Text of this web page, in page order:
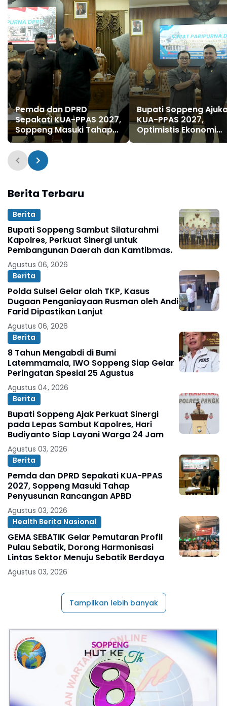
Pemda dan DPRD
Sepakati KUA-PPAS 2027,
Soppeng Masuki Tahap
Penyusunan Rancangan
APBD
Bupati Soppeng
KUA-PPAS 2027,
Optimistis Ekonomi
Tumbuh di Tengah
Berita Terbaru
Berita
Bupati Soppeng Sambut Silaturahmi
Kapolres, Perkuat Sinergi untuk
Pembangunan Daerah dan Kamtibmas.
Agustus 06, 2026
Berita
Polda Sulsel Gelar olah TKP, Kasus
Dugaan Penganiayaan Rusman oleh Andi
Farid Dipastikan Lanjut
Agustus 06, 2026
Berita
8 Tahun Mengabdi di Bumi
Latemmamala, IWO Soppeng Siap Gelar
Peringatan Spesial 25 Agustus
Agustus 04, 2026
Berita
Bupati Soppeng Ajak Perkuat Sinergi
pada Lepas Sambut Kapolres, Hari
Budiyanto Siap Layani Warga 24 Jam
Agustus 03, 2026
Berita
Pemda dan DPRD Sepakati KUA-PPAS
2027, Soppeng Masuki Tahap
Penyusunan Rancangan APBD
Agustus 03, 2026
Health Berita Nasional
GEMA SEBATIK Gelar Pemutaran Profil
Pulau Sebatik, Dorong Harmonisasi
Lintas Sektor Menuju Sebatik Berdaya
Agustus 03, 2026
Tampilkan lebih banyak